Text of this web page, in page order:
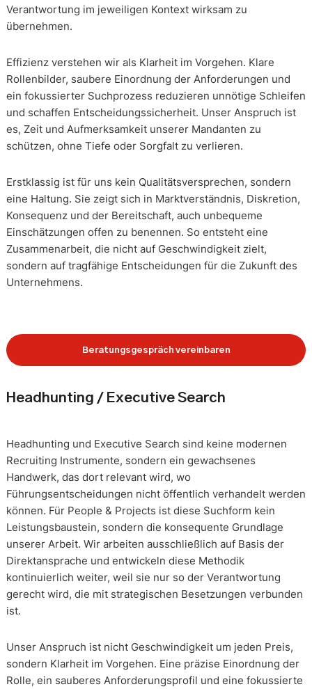
Verantwortung im jeweiligen Kontext wirksam zu
übernehmen.
Effizienz verstehen wir als Klarheit im Vorgehen. Klare
Rollenbilder, saubere Einordnung der Anforderungen und
ein fokussierter Suchprozess reduzieren unnötige Schleifen
und schaffen Entscheidungssicherheit. Unser Anspruch ist
es, Zeit und Aufmerksamkeit unserer Mandanten zu
schützen, ohne Tiefe oder Sorgfalt zu verlieren.
Erstklassig ist für uns kein Qualitätsversprechen, sondern
eine Haltung. Sie zeigt sich in Marktverständnis, Diskretion,
Konsequenz und der Bereitschaft, auch unbequeme
Einschätzungen offen zu benennen. So entsteht eine
Zusammenarbeit, die nicht auf Geschwindigkeit zielt,
sondern auf tragfähige Entscheidungen für die Zukunft des
Unternehmens.
Beratungsgespräch vereinbaren
Headhunting / Executive Search
Headhunting und Executive Search sind keine modernen
Recruiting Instrumente, sondern ein gewachsenes
Handwerk, das dort relevant wird, wo
Führungsentscheidungen nicht öffentlich verhandelt werden
können. Für People & Projects ist diese Suchform kein
Leistungsbaustein, sondern die konsequente Grundlage
unserer Arbeit. Wir arbeiten ausschließlich auf Basis der
Direktansprache und entwickeln diese Methodik
kontinuierlich weiter, weil sie nur so der Verantwortung
gerecht wird, die mit strategischen Besetzungen verbunden
ist.
Unser Anspruch ist nicht Geschwindigkeit um jeden Preis,
sondern Klarheit im Vorgehen. Eine präzise Einordnung der
Rolle, ein sauberes Anforderungsprofil und eine fokussierte